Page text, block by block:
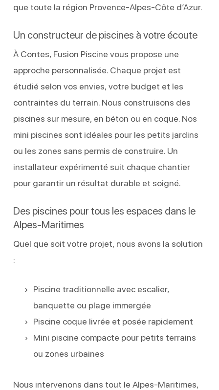
que toute la région Provence-Alpes-Côte d’Azur.
Un constructeur de piscines à votre écoute
À Contes, Fusion Piscine vous propose une
approche personnalisée. Chaque projet est
étudié selon vos envies, votre budget et les
contraintes du terrain. Nous construisons des
piscines sur mesure, en béton ou en coque. Nos
mini piscines sont idéales pour les petits jardins
ou les zones sans permis de construire. Un
installateur expérimenté suit chaque chantier
pour garantir un résultat durable et soigné.
Des piscines pour tous les espaces dans le
Alpes-Maritimes
Quel que soit votre projet, nous avons la solution
:
Piscine traditionnelle avec escalier,
banquette ou plage immergée
Piscine coque livrée et posée rapidement
Mini piscine compacte pour petits terrains
ou zones urbaines
Nous intervenons dans tout le Alpes-Maritimes,